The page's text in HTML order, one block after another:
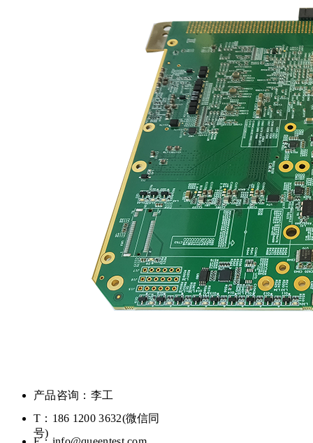
产品咨询：李工
T：186 1200 3632(微信同
号)